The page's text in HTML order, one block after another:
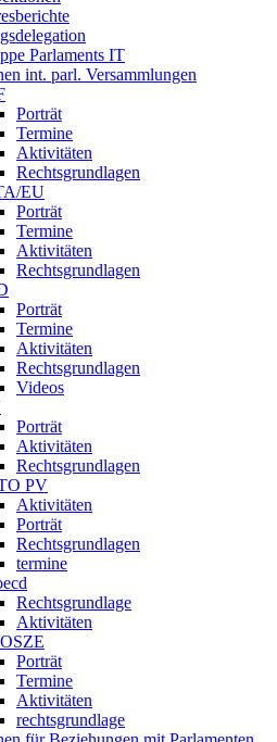
Parlaments IT
int. parl. Versammlungen
Porträt
Termine
Aktivitäten
Rechtsgrundlagen
EU
Porträt
Termine
Aktivitäten
Rechtsgrundlagen
Porträt
Termine
Aktivitäten
Rechtsgrundlagen
Videos
Porträt
Aktivitäten
Rechtsgrundlagen
PV
Aktivitäten
Porträt
Rechtsgrundlagen
termine
Rechtsgrundlage
Aktivitäten
Porträt
Termine
Aktivitäten
rechtsgrundlage